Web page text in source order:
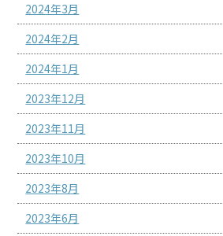
2024年3月
2024年2月
2024年1月
2023年12月
2023年11月
2023年10月
2023年8月
2023年6月